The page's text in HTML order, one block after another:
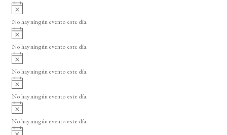
e
E
v
e
n
t
o
s
o
A
v
i
o
No hay ningún evento este día.
A
v
i
o
No hay ningún evento este día.
A
v
i
o
No hay ningún evento este día.
A
v
i
o
No hay ningún evento este día.
A
v
i
No hay ningún evento este día.
A